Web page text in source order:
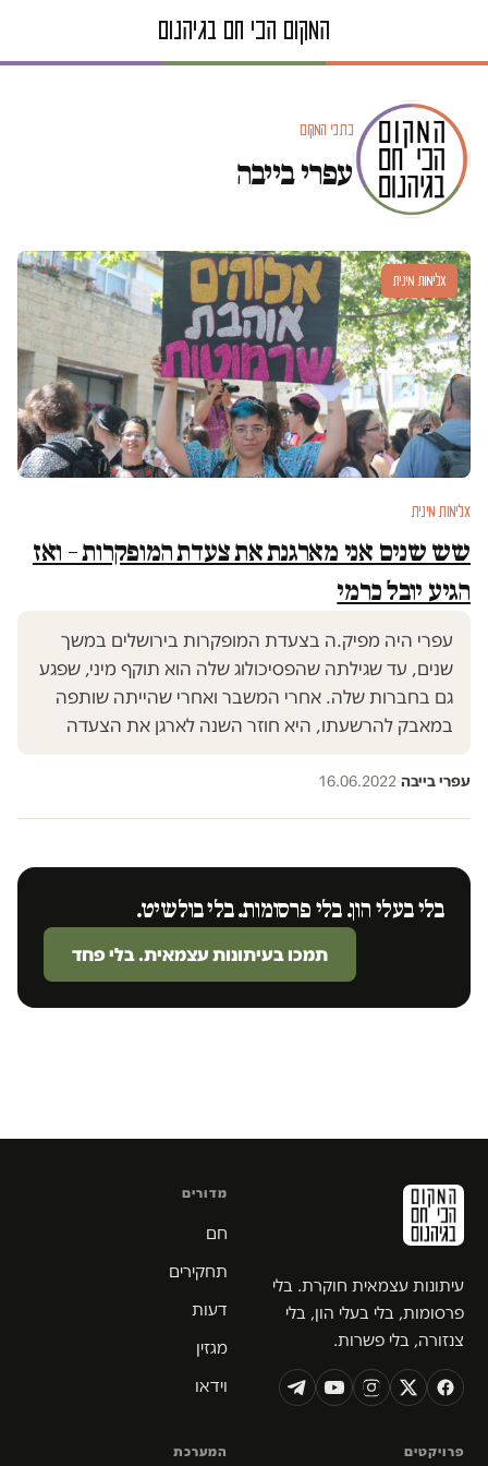
כתבי המקום
עפרי בייבה
אלימות מינית
אלימות מינית
שש שנים אני מארגנת את צעדת המופקרות – ואז
הגיע יובל כרמי
עפרי היה מפיק.ה בצעדת המופקרות בירושלים במשך
שנים, עד שגילתה שהפסיכולוג שלה הוא תוקף מיני, שפגע
גם בחברות שלה. אחרי המשבר ואחרי שהייתה שותפה
במאבק להרשעתו, היא חוזר השנה לארגן את הצעדה
עפרי בייבה·
16.06.2022
בלי בעלי הון. בלי פרסומות. בלי בולשיט.
תמכו בעיתונות עצמאית. בלי פחד
עיתונות עצמאית חוקרת. בלי
פרסומות, בלי בעלי הון, בלי
צנזורה, בלי פשרות.
מדורים
חם
תחקירים
דעות
מגזין
וידאו
פרויקטים המערכת